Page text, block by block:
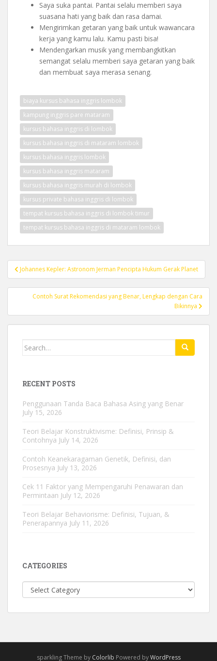
Saya suka pantai. Pantai selalu memberi saya
suasana hati yang baik dan rasa damai.
Mengirimkan getaran yang baik untuk wawancara
kerja yang kamu lalu. Kamu pasti bisa!
Mendengarkan musik yang membangkitkan
semangat selalu memberi saya getaran yang baik
dan membuat saya merasa senang.
biaya kursus bahasa inggris lombok
kampung inggris pare mataram
kursus bahasa inggris di lombok
kursus bahasa inggris di mataram lombok
kursus bahasa inggris lombok
kursus bahasa inggris mataram
kursus bahasa inggris murah di lombok
kursus private bahasa inggris di lombok
tempat kursus bahasa inggris di lombok timur
tempat kursus bahasa inggris di mataram lombok
Post
navigation
Johannes Kepler: Astronom Jerman Pencipta Hukum Gerak Planet
Contoh Surat Rekomendasi yang Benar, Lengkap dengan Cara
Bikinnya
Search
RECENT POSTS
Penggunaan Tanda Baca Bahasa Asing yang Benar
July 15, 2026
Teori Belajar Konstruktivisme: Definisi, Prinsip &
Contohnya July 14, 2026
Contoh Keanekaragaman Genetik, Definisi, dan
Prosesnya July 13, 2026
Cek 11 Faktor yang Mempengaruhi Penawaran dan
Permintaan July 12, 2026
Teori Belajar Behaviorisme: Definisi, Tujuan, &
Penerapannya July 11, 2026
CATEGORIES
Categories
sparkling Theme by Colorlib Powered byWordPress